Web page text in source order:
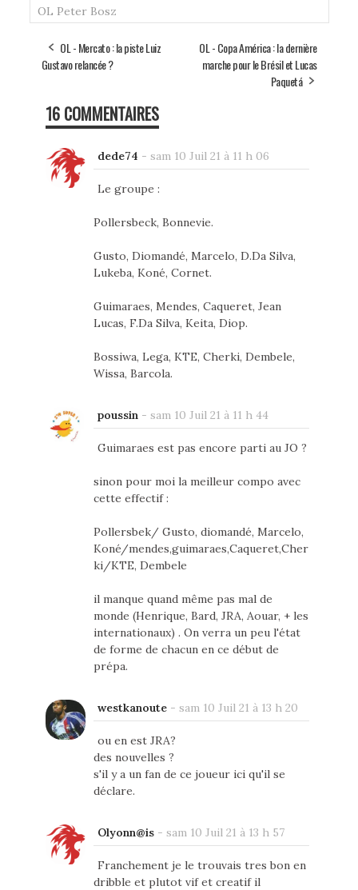
OL Peter Bosz
OL - Mercato : la piste Luiz
Gustavo relancée ?
OL - Copa América : la dernière
marche pour le Brésil et Lucas
Paquetá
16 COMMENTAIRES
dede74 - sam 10 Juil 21 à 11 h 06
Le groupe :
Pollersbeck, Bonnevie.
Gusto, Diomandé, Marcelo, D.Da Silva,
Lukeba, Koné, Cornet.
Guimaraes, Mendes, Caqueret, Jean
Lucas, F.Da Silva, Keita, Diop.
Bossiwa, Lega, KTE, Cherki, Dembele,
Wissa, Barcola.
poussin - sam 10 Juil 21 à 11 h 44
Guimaraes est pas encore parti au JO ?
sinon pour moi la meilleur compo avec
cette effectif :
Pollersbek/ Gusto, diomandé, Marcelo,
Koné/mendes,guimaraes,Caqueret,Cher
ki/KTE, Dembele
il manque quand même pas mal de
monde (Henrique, Bard, JRA, Aouar, + les
internationaux) . On verra un peu l'état
de forme de chacun en ce début de
prépa.
westkanoute- sam 10 Juil 21 à 13 h 20
ou en est JRA?
des nouvelles ?
s'il y a un fan de ce joueur ici qu'il se
déclare.
Olyonn@is- sam 10 Juil 21 à 13 h 57
Franchement je le trouvais tres bon en
dribble et plutot vif et creatif il